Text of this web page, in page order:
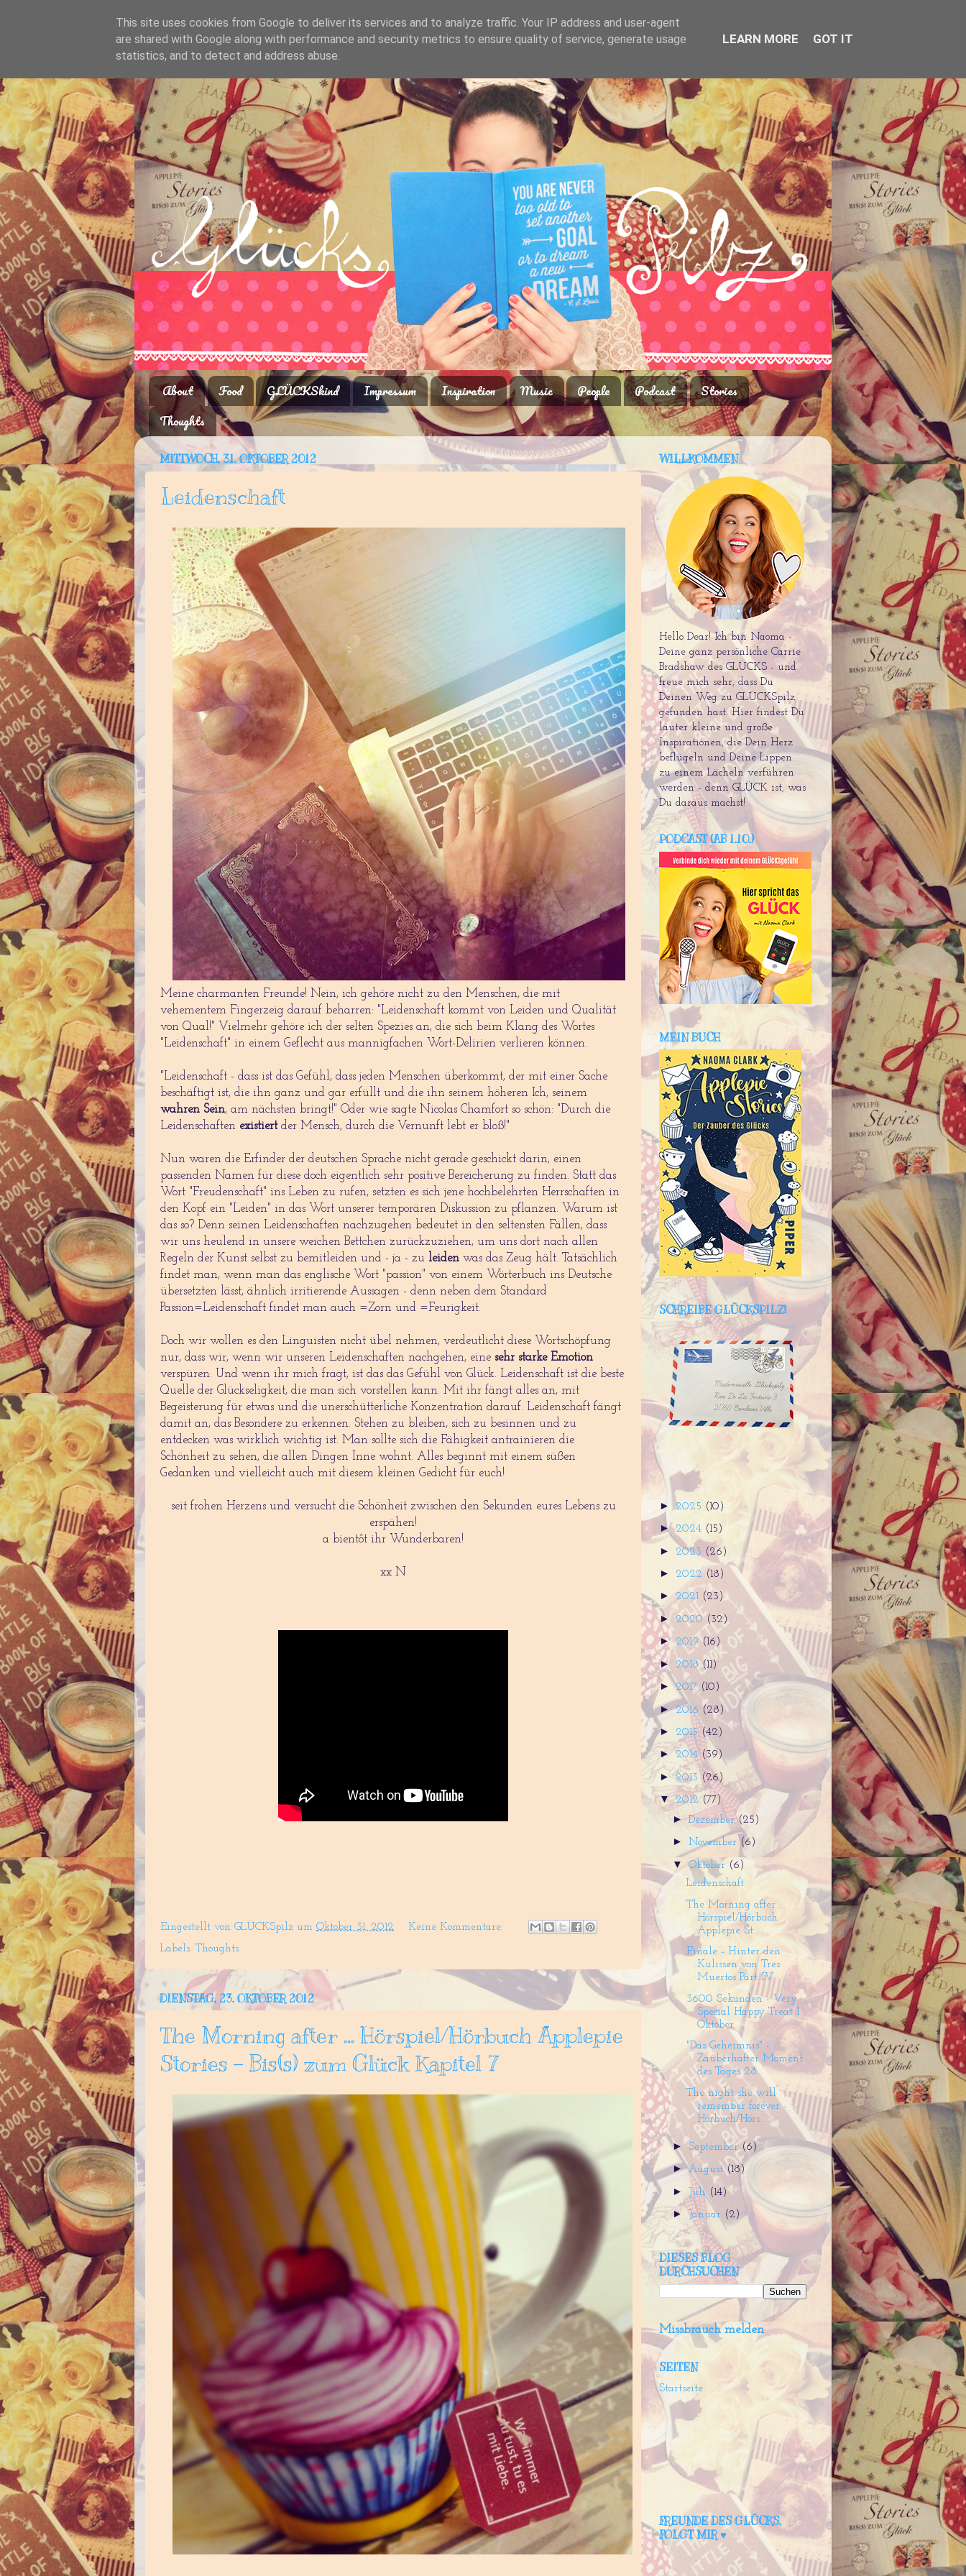
About Food GLÜCKSkind Impressum Inspiration Music People Podcast
Stories
Thoughts
MITTWOCH, 31. OKTOBER 2012
Leidenschaft
Meine charmanten Freunde! Nein, ich gehöre nicht zu den Menschen, die mit
vehementem Fingerzeig darauf beharren: "Leidenschaft kommt von Leiden und Qualität
von Qual!" Vielmehr gehöre ich der selten Spezies an, die sich beim Klang des Wortes
"Leidenschaft" in einem Geflecht aus mannigfachen Wort-Delirien verlieren können.
"Leidenschaft - dass ist das Gefühl, dass jeden Menschen überkommt, der mit einer Sache
beschäftigt ist, die ihn ganz und gar erfüllt und die ihn seinem höheren Ich, seinem
wahren Sein, am nächsten bringt!" Oder wie sagte Nicolas Chamfort so schön: "Durch die
Leidenschaften existiert der Mensch, durch die Vernunft lebt er bloß!"
Nun waren die Erfinder der deutschen Sprache nicht gerade geschickt darin, einen
passenden Namen für diese doch eigentlich sehr positive Bereicherung zu finden. Statt das
Wort "Freudenschaft" ins Leben zu rufen, setzten es sich jene hochbelehrten Herrschaften in
den Kopf ein "Leiden" in das Wort unserer temporären Diskussion zu pflanzen. Warum ist
das so? Denn seinen Leidenschaften nachzugehen bedeutet in den seltensten Fällen, dass
wir uns heulend in unsere weichen Bettchen zurückzuziehen, um uns dort nach allen
Regeln der Kunst selbst zu bemitleiden und - ja - zu leiden was das Zeug hält. Tatsächlich
findet man, wenn man das englische Wort "passion" von einem Wörterbuch ins Deutsche
übersetzten lässt, ähnlich irritierende Aussagen - denn neben dem Standard
Passion=Leidenschaft findet man auch =Zorn und =Feurigkeit.
Doch wir wollen es den Linguisten nicht übel nehmen, verdeutlicht diese Wortschöpfung
nur, dass wir, wenn wir unseren Leidenschaften nachgehen, eine sehr starke Emotion
verspüren. Und wenn ihr mich fragt, ist das das Gefühl von Glück. Leidenschaft ist die beste
Quelle der Glückseligkeit, die man sich vorstellen kann. Mit ihr fängt alles an, mit
Begeisterung für etwas und die unerschütterliche Konzentration darauf. Leidenschaft fängt
damit an, das Besondere zu erkennen. Stehen zu bleiben, sich zu besinnen und zu
entdecken was wirklich wichtig ist. Man sollte sich die Fähigkeit antrainieren die
Schönheit zu sehen, die allen Dingen Inne wohnt. Alles beginnt mit einem süßen
Gedanken und vielleicht auch mit diesem kleinen Gedicht für euch!
seit frohen Herzens und versucht die Schönheit zwischen den Sekunden eures Lebens zu
erspähen!
a bientôt ihr Wunderbaren!
xx N
Eingestellt von GLÜCKSpilz um Oktober 31, 2012 Keine Kommentare:
Labels: Thoughts
DIENSTAG, 23. OKTOBER 2012
The Morning after ... Hörspiel/Hörbuch Applepie
Stories - Bis(s) zum Glück Kapitel 7
WILLKOMMEN
Hello Dear! Ich bin Naoma -
Deine ganz persönliche Carrie
Bradshaw des GLÜCKS - und
freue mich sehr, dass Du
Deinen Weg zu GLÜCKSpilz
gefunden hast. Hier findest Du
lauter kleine und große
Inspirationen, die Dein Herz
beflügeln und Deine Lippen
zu einem Lächeln verführen
werden - denn GLÜCK ist, was
Du daraus machst!
PODCAST (AB 1.10.)
MEIN BUCH
SCHREIBE GLÜCKSPILZ!
► 2025 (10)
►2024 (15)
► 2023 (26)
► 2022 (18)
► 2021 (23)
► 2020 (32)
►2019(16)
► 2018(11)
►2017 (10)
►2016 (28)
► 2015(42)
►2014(39)
►2013 (26)
▼2012 (77)
►Dezember(25)
► November(6)
▼Oktober (6)
Leidenschaft
The Morning after ...
Hörspiel/Hörbuch
Applepie St...
Finale - Hinter den
Kulissen von Tres
Muertos Part IV
3600 Sekunden - Very
Special Happy Treat I
Oktober...
"Das Geheimnis" -
Zauberhafter Moment
des Tages 28...
The night she will
remember forever -
Hörbuch/Hörs...
► September (6)
►August(18)
► Juli (14)
►Januar (2)
DIESES BLOG
DURCHSUCHEN
Missbrauch melden
SEITEN
Startseite
FREUNDE DES GLÜCKS,
FOLGT MIR ♥
This site uses cookies from Google to deliver its services and to analyze traffic. Your IP address and user-agent
are shared with Google along with performance and security metrics to ensure quality of service, generate usage
statistics, and to detect and address abuse.
LEARN MORE GOT IT